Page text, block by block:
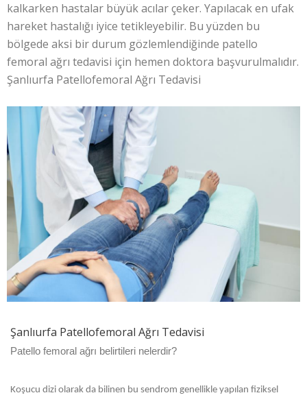
kalkarken hastalar büyük acılar çeker. Yapılacak en ufak
hareket hastalığı iyice tetikleyebilir. Bu yüzden bu
bölgede aksi bir durum gözlemlendiğinde patello
femoral ağrı tedavisi için hemen doktora başvurulmalıdır.
Şanlıurfa Patellofemoral Ağrı Tedavisi
Şanlıurfa Patellofemoral Ağrı Tedavisi
Patello femoral ağrı belirtileri nelerdir?
Koşucu dizi olarak da bilinen bu sendrom genellikle yapılan fiziksel